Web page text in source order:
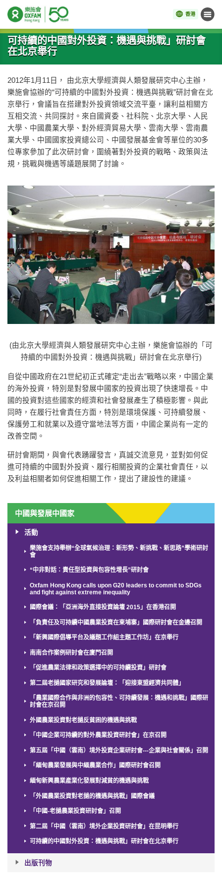
香港 目錄
開始主要內容
可持續的中國對外投資：機遇與挑戰」研討會
在北京舉行
中國與發展中國家
活動
樂施會支持舉辦“全球氣候治理：新形勢、新挑戰、新思路”學術研討
會
“中非對話：責任型投資與包容性增長”研討會
Oxfam Hong Kong calls upon G20 leaders to commit to SDGs
and fight against extreme inequality
國際會議：「亞洲海外直接投資論壇 2015」在香港召開
「負責任及可持續中國農業投資在柬埔寨」國際研討會在金邊召開
「新興國際倡導平台及議題工作組主題工作坊」在京舉行
南南合作案例研討會在廈門召開
「促進農業法律和政策選擇中的可持續投資」研討會
第二屆老撾國家研究和發展論壇：「迎接東盟經濟共同體」
「農業國際合作與非洲的包容性、可持續發展：機遇和挑戰」國際研
討會在京召開
外國農業投資對老撾反貧困的機遇與挑戰
「中國企業可持續的對外農業投資研討會」在京召開
第五屆「中國（雲南）境外投資企業研討會---企業與社會關係」召開
「緬甸農業發展與中緬農業合作」國際研討會召開
緬甸新興農業產業化發展對減貧的機遇與挑戰
「外國農業投資對老撾的機遇與挑戰」國際會議
「中國-老撾農業投資研討會」召開
第二屆「中國（雲南）境外企業投資研討會」在昆明舉行
可持續的中國對外投資：機遇與挑戰」研討會在北京舉行
出版刊物
2012年1月11日， 由北京大學經濟與人類發展研究中心主辦，
樂施會協辦的“可持續的中國對外投資：機遇與挑戰”研討會在北
京舉行，會議旨在搭建對外投資領域交流平臺，讓利益相關方
互相交流、共同探討。來自國資委、社科院、北京大學、人民
大學、中國農業大學、對外經濟貿易大學、雲南大學、雲南農
業大學、中國國家投資總公司、中國發展基金會等單位的30多
位專家參加了此次研討會，圍繞著對外投資的戰略、政策與法
規，挑戰與機遇等議題展開了討論。
(由北京大學經濟與人類發展研究中心主辦，樂施會協辦的「可
持續的中國對外投資：機遇與挑戰」研討會在北京舉行)
自從中國政府在21世紀初正式確定“走出去”戰略以來，中國企業
的海外投資，特別是對發展中國家的投資出現了快速增長。中
國的投資對這些國家的經濟和社會發展產生了積極影響。與此
同時，在履行社會責任方面，特別是環境保護、可持續發展、
保護勞工和就業以及遵守當地法等方面，中國企業尚有一定的
改善空間。
研討會期間，與會代表踴躍發言，真誠交流意見，並對如何促
進可持續的中國對外投資、履行相關投資的企業社會責任，以
及利益相關者如何促進相關工作，提出了建設性的建議。